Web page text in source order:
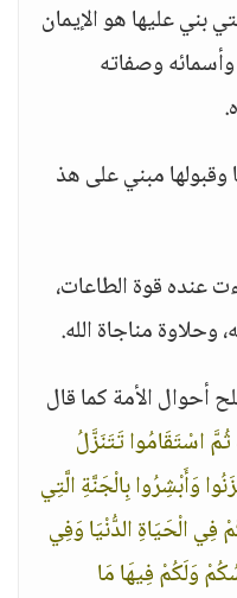
بني عليها هو الإيمان
وصفاته
وقبولها مبني على هذ
عنده قوة الطاعات،
وحلاوة مناجاة الله.
أحوال الأمة كما قال
ثُمَّ اسْتَقَامُوا تَتَنَزَّلُ
وَأَبْشِرُوا بِالْجَنَّةِ الَّتِي
فِي الْحَيَاةِ الدُّنْيَا وَفِي
وَلَكُمْ فِيهَا مَا